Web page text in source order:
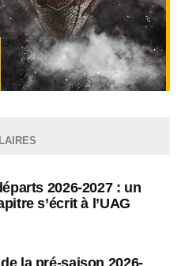
2026-2027 : un
s’écrit à l’UAG
la pré-saison 2026-